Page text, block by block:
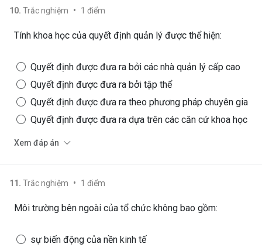
10. Trắc nghiệm • 1 điểm
Tính khoa học của quyết định quản lý được thể hiện:
Quyết định được đưa ra bởi các nhà quản lý cấp cao
Quyết định được đưa ra bởi tập thể
Quyết định được đưa ra theo phương pháp chuyên gia
Quyết định được đưa ra dựa trên các căn cứ khoa học
Xem đáp án
11. Trắc nghiệm • 1 điểm
Môi trường bên ngoài của tổ chức không bao gồm:
sự biến động của nền kinh tế